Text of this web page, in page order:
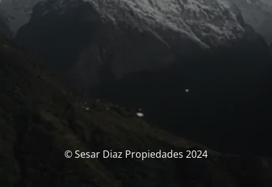
© Sesar Diaz Propiedades 2024